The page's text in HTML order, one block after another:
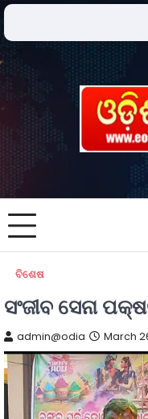
ବିଶେଷ
ସଂଜୀବ ସେନା
admin@odia March